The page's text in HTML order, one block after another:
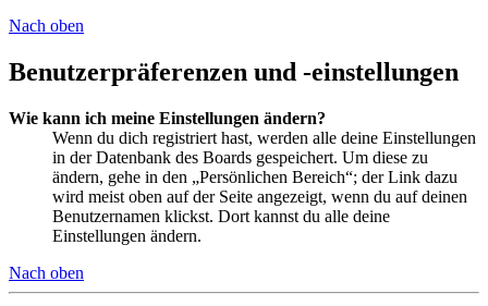
Nach oben
Benutzerpräferenzen und -einstellungen
Wie kann ich meine Einstellungen ändern?
Wenn du dich registriert hast, werden alle deine Einstellungen
in der Datenbank des Boards gespeichert. Um diese zu
ändern, gehe in den „Persönlichen Bereich“; der Link dazu
wird meist oben auf der Seite angezeigt, wenn du auf deinen
Benutzernamen klickst. Dort kannst du alle deine
Einstellungen ändern.
Nach oben